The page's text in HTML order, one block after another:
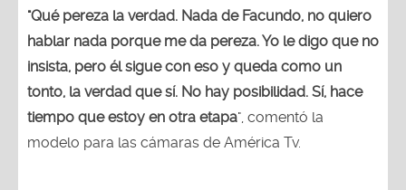
"Qué pereza la verdad. Nada de Facundo, no quiero
hablar nada porque me da pereza. Yo le digo que no
insista, pero él sigue con eso y queda como un
tonto, la verdad que sí. No hay posibilidad. Sí, hace
tiempo que estoy en otra etapa", comentó la
modelo para las cámaras de América Tv.